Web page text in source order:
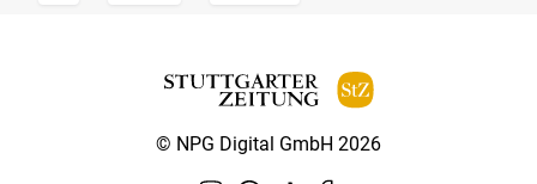
© NPG Digital GmbH 2026